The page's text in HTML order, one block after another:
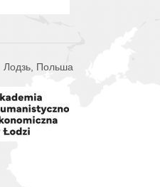
Лодзь, Польша